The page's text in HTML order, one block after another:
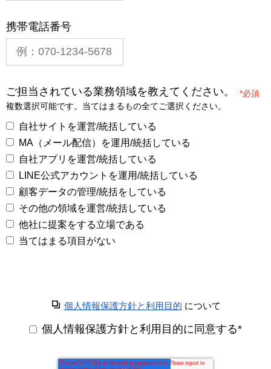
携帯電話番号
ご担当されている業務領域を教えてください。
*
複数選択可能です。当てはまるもの全てご選択ください。
自社サイトを運営/統括している
MA（メール配信）を運用/統括している
自社アプリを運営/統括している
LINE公式アカウントを運用/統括している
顧客データの管理/統括をしている
その他の領域を運営/統括している
他社に提案をする立場である
当てはまる項目がない
個人情報保護方針と利用目的 について
個人情報保護方針と利用目的に同意する*